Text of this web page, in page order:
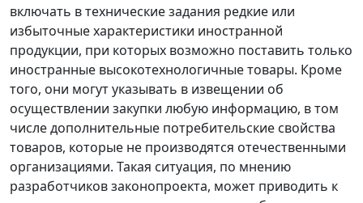
включать в технические задания редкие или
избыточные характеристики иностранной
продукции, при которых возможно поставить только
иностранные высокотехнологичные товары. Кроме
того, они могут указывать в извещении об
осуществлении закупки любую информацию, в том
числе дополнительные потребительские свойства
товаров, которые не производятся отечественными
организациями. Такая ситуация, по мнению
разработчиков законопроекта, может приводить к